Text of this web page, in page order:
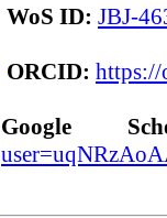
WoS ID: JBJ-
ORCID:
Google